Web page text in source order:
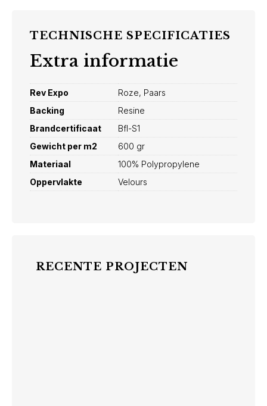
TECHNISCHE SPECIFICATIES
Extra informatie
Rev Expo
Roze, Paars
Backing
Resine
Brandcertificaat
Bfl-S1
Gewicht per m2
600 gr
Materiaal
100% Polypropylene
Oppervlakte
Velours
RECENTE PROJECTEN